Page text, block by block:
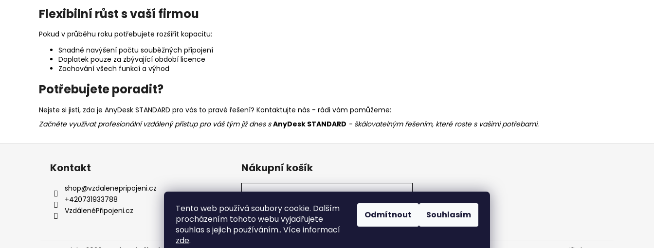
Tento web používá soubory cookie. Dalším
procházením tohoto webu vyjadřujete
souhlas s jejich používáním.. Více informací
zde.
Odmítnout Souhlasím
Flexibilní růst s vaší firmou
Pokud v průběhu roku potřebujete rozšířit kapacitu:
Snadné navýšení počtu souběžných připojení
Doplatek pouze za zbývající období licence
Zachování všech funkcí a výhod
Potřebujete poradit?
Nejste si jisti, zda je AnyDesk STANDARD pro vás to pravé řešení? Kontaktujte nás - rádi vám pomůžeme:
Začněte využívat profesionální vzdálený přístup pro váš tým již dnes sAnyDesk STANDARD - škálovatelným řešením, které roste s vašimi potřebami.
Kontakt
shop@vzdalenepripojeni.cz
+420731933788
VzdálenéPřipojeni.cz
Nákupní košík